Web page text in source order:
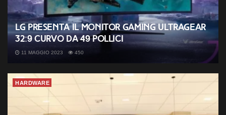
LG presenta il monitor gaming UltraGear
32:9 curvo da 49 pollici
11 MAGGIO 2023 450
HARDWARE